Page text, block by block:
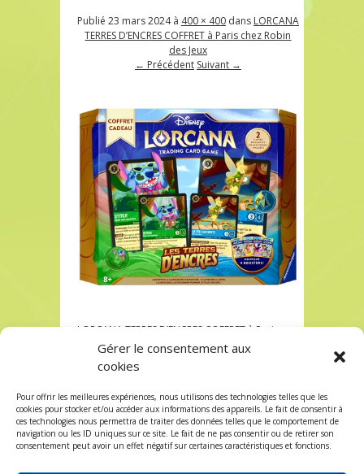
Gérer le consentement aux
cookies
Pour offrir les meilleures expériences, nous utilisons des technologies telles que les
cookies pour stocker et/ou accéder aux informations des appareils. Le fait de consentir à
ces technologies nous permettra de traiter des données telles que le comportement de
navigation ou les ID uniques sur ce site. Le fait de ne pas consentir ou de retirer son
consentement peut avoir un effet négatif sur certaines caractéristiques et fonctions.
Publié 23 mars 2024à 400 × 400dans LORCANA
TERRES D’ENCRES COFFRET à Paris chez Robin
des Jeux
← Précédent Suivant →
LORCANA TERRES D’ENCRES COFFRET à Paris
chez Robin des Jeux
LORCANA TERRES D’ENCRES COFFRET à Paris
Les commentaires et les trackbacks sont
fermés.